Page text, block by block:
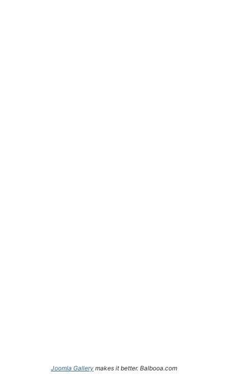
Joomla Gallery makes it better. Balbooa.com